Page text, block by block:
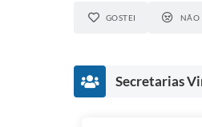
GOSTEI NÃO
Secretarias